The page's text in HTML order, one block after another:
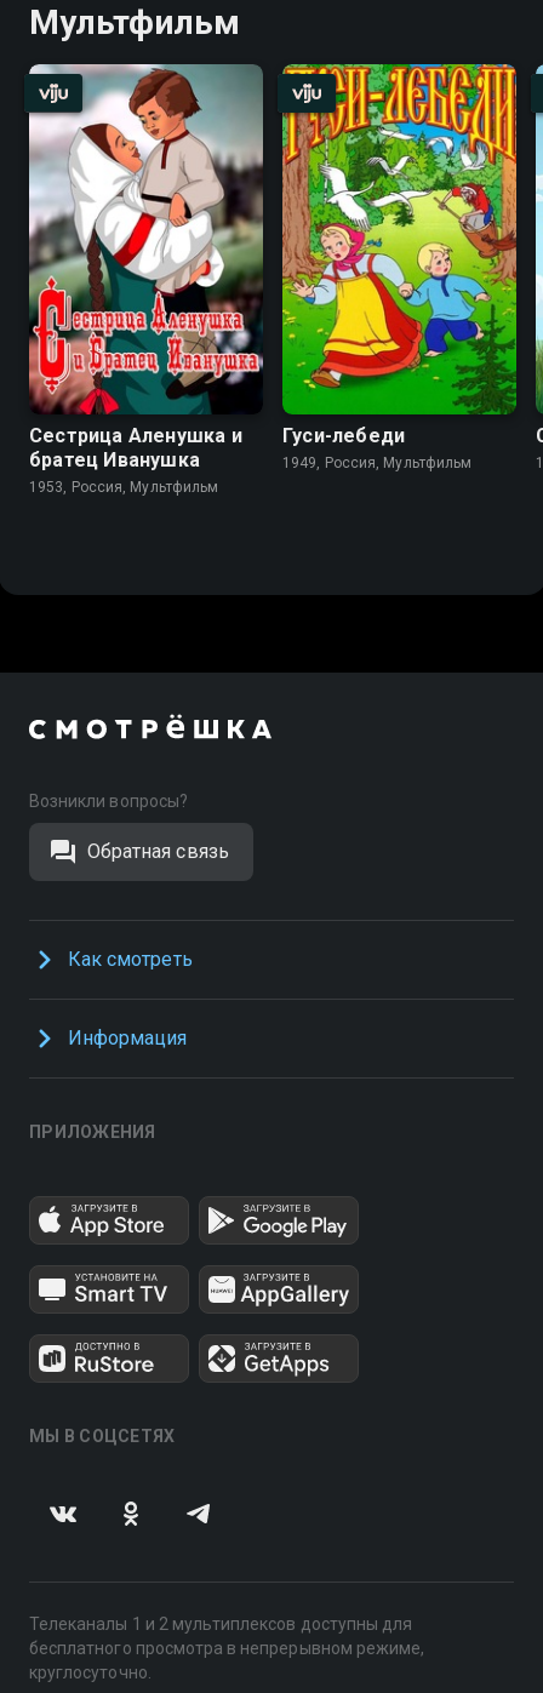
Мультфильм
Сестрица Аленушка и
братец Иванушка
1953, Россия, Мультфильм
Гуси-лебеди
1949, Россия, Мультфильм
Возникли вопросы?
Обратная связь
Как смотреть
Информация
ПРИЛОЖЕНИЯ
МЫ В СОЦСЕТЯХ
Телеканалы 1 и 2 мультиплексов доступны для
бесплатного просмотра в непрерывном режиме,
круглосуточно.